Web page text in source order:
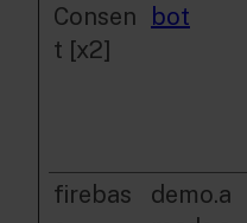
Consen
t [x2]
bot
firebas
demo.a